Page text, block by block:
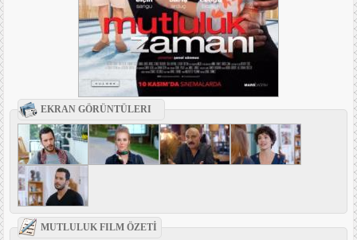
EKRAN GÖRÜNTÜLERI
MUTLULUK FILM ÖZETİ